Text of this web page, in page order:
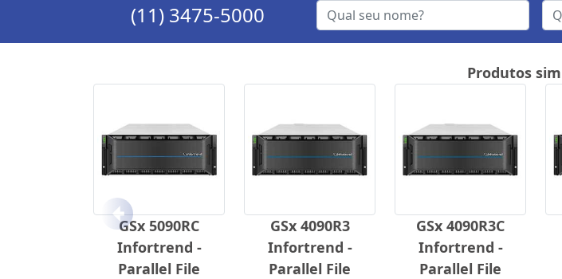
(11) 3475-5000
Produtos
GSx 5090RC
Infortrend -
Parallel File
GSx 4090R3
Infortrend -
Parallel File
GSx 4090R3C
Infortrend -
Parallel File
Anterior